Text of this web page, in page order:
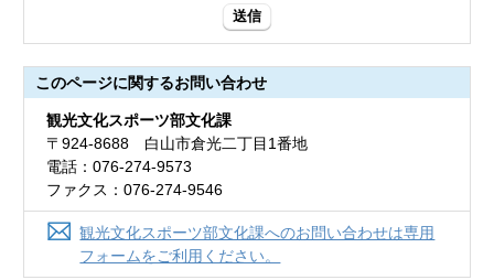
送信
このページに関するお問い合わせ
観光文化スポーツ部文化課
〒924-8688 白山市倉光二丁目1番地
電話：076-274-9573
ファクス：076-274-9546
観光文化スポーツ部文化課へのお問い合わせは専用
フォームをご利用ください。